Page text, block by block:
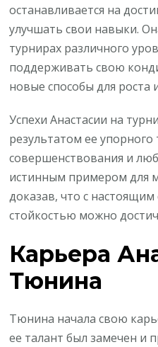
останавливается на
улучшать свои навыки.
турнирах различного
поддерживать свою
новые способы для роста
Успехи Анастасии на
результатом ее упорного
совершенствования и
истинным примером для
доказав, что с
стойкостью можно
Карьера
Тюнина
Тюнина начала свою
ее талант был замечен и